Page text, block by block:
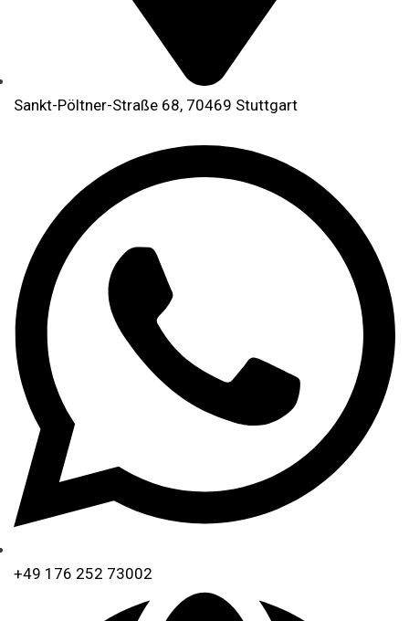
Sankt-Pöltner-Straße 68, 70469 Stuttgart
+49 176 252 73002